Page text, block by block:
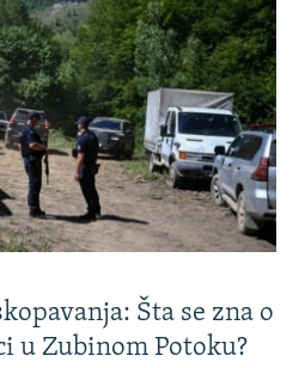
Šta se zna o
u Zubinom Potoku?